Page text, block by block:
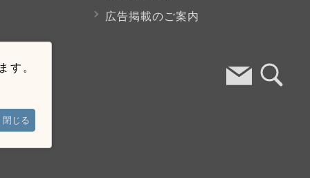
。
閉じる
広告掲載のご案内